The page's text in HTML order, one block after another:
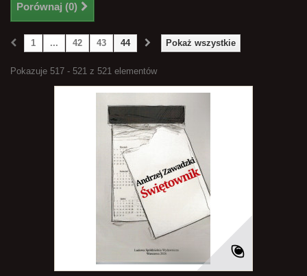
Porównaj (0)
Pokaż wszystkie
1 ... 42 43 44
Pokazuje 517 - 521 z 521 elementów